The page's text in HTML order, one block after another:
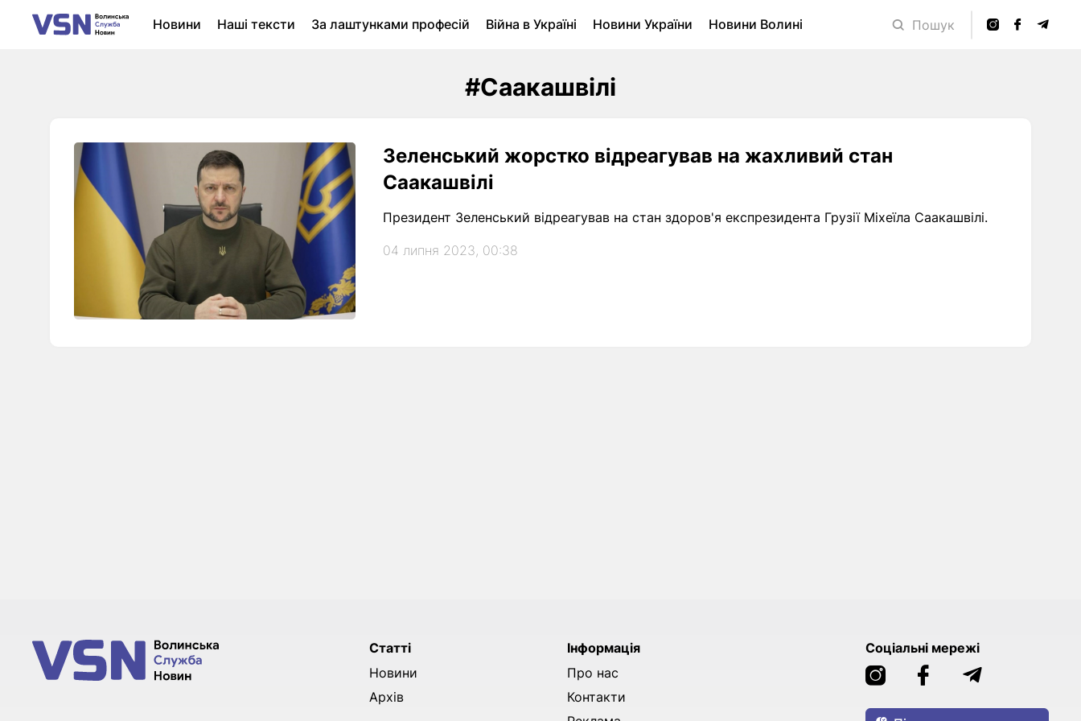
Новини Наші тексти За лаштунками професій Війна в Україні Новини України
Новини Волині
Пошук
#Саакашвілі
Зеленський жорстко відреагував на жахливий стан
Саакашвілі
Президент Зеленський відреагував на стан здоров'я експрезидента Грузії Міхеїла Саакашвілі.
04 липня 2023, 00:38
Статті
Новини
Архів
Інформація
Про нас
Контакти
Соціальні мережі